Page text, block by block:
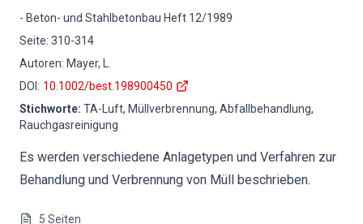
- Beton- und Stahlbetonbau Heft 12/1989
Seite: 310-314
Autoren: Mayer, L.
DOI : 10.1002/best.198900450
Stichworte: TA-Luft, Müllverbrennung, Abfallbehandlung,
Rauchgasreinigung
Es werden verschiedene Anlagetypen und Verfahren zur
Behandlung und Verbrennung von Müll beschrieben.
5 Seiten